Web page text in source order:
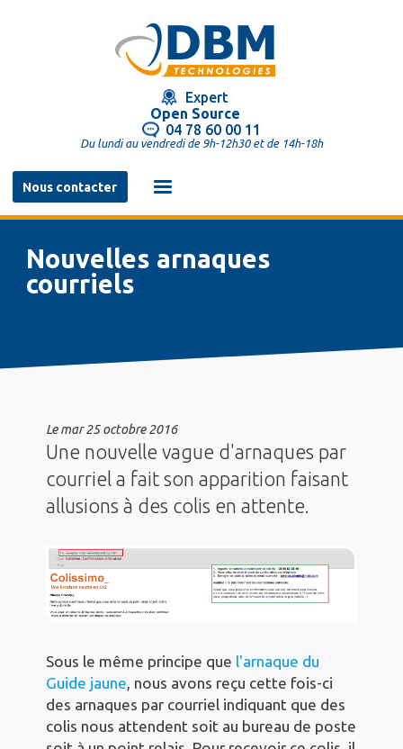
Expert
Open Source
04 78 60 00 11
Du lundi au vendredi de 9h-12h30 et de 14h-18h
Nous contacter
Navigation
principale
Nouvelles arnaques
courriels
Lemar 25 octobre 2016
Une nouvelle vague d'arnaques par
courriel a fait son apparition faisant
allusions à des colis en attente.
Sous le même principe que l'arnaque du
Guide jaune , nous avons reçu cette fois-ci
des arnaques par courriel indiquant que des
colis nous attendent soit au bureau de poste